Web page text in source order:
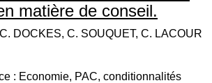
matière de conseil.
DOCKES, C. SOUQUET, C. LACOUR
: Economie, PAC, conditionnalités